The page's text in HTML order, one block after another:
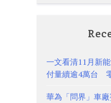
一文看清11月新
付量續逾4萬台
華為「問界」車